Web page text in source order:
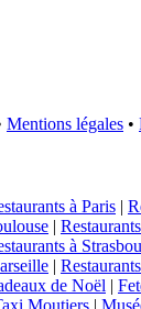
Mentions légales •
à Paris |
|
à
|
de Noël |